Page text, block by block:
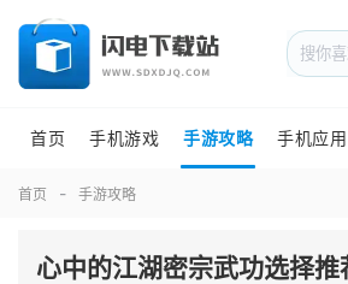
首页 手机游戏 手游攻略 手机应用
首页 手游攻略
心中的江湖密宗武功选择推